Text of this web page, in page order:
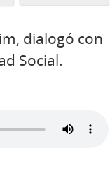
dialogó con
Social.